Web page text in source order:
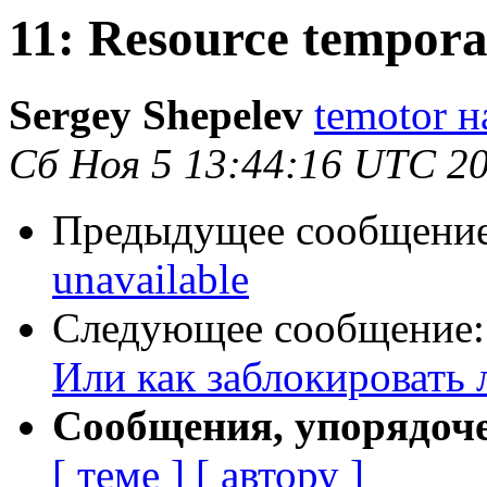
11: Resource
Sergey Shepelev temotor
Сб Ноя 5 13:44:16 UTC
Предыдущее
unavailable
Следующее
Или как заблокировать
Сообщения,
[ теме ] [ автору ]